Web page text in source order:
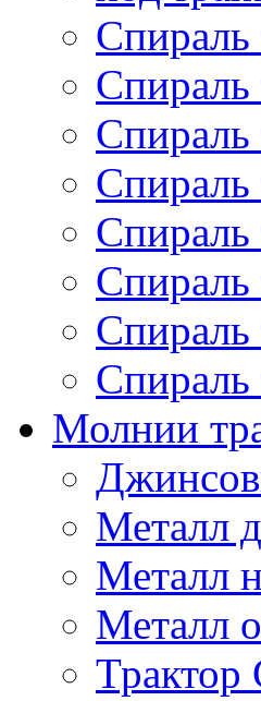
Спираль
Спираль
Спираль
Спираль
Спираль
Спираль
Спираль
Молнии
Металл
Металл
Металл
Трактор